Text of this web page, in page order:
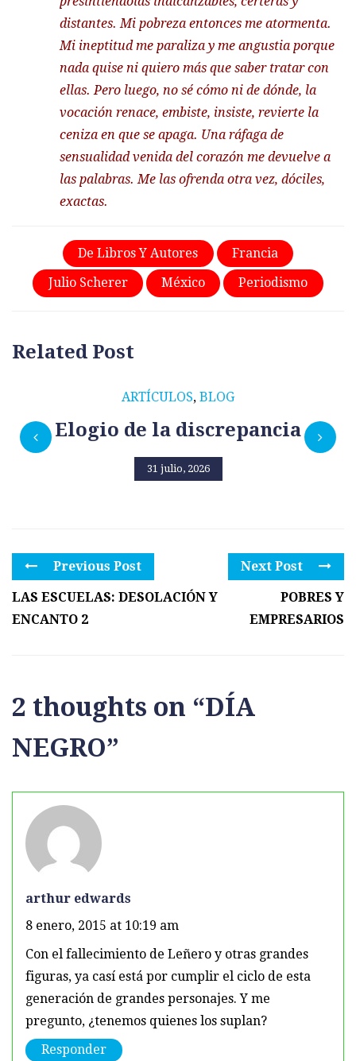
distantes. Mi pobreza entonces me atormenta.
Mi ineptitud me paraliza y me angustia porque
nada quise ni quiero más que saber tratar con
ellas. Pero luego, no sé cómo ni de dónde, la
vocación renace, embiste, insiste, revierte la
ceniza en que se apaga. Una ráfaga de
sensualidad venida del corazón me devuelve a
las palabras. Me las ofrenda otra vez, dóciles,
exactas.
De Libros Y Autores
Francia
Julio Scherer
México Periodismo
Related Post
ARTÍCULOS, BLOG
Elogio de la discrepancia
31 julio, 2026
Previous Post
LAS ESCUELAS: DESOLACIÓN Y
ENCANTO 2
Next Post
POBRES Y
EMPRESARIOS
2 thoughts on “DÍA
NEGRO”
arthur edwards
8 enero, 2015 at 10:19 am
Con el fallecimiento de Leñero y otras grandes
figuras, ya casí está por cumplir el ciclo de esta
generación de grandes personajes. Y me
pregunto, ¿tenemos quienes los suplan?
Responder